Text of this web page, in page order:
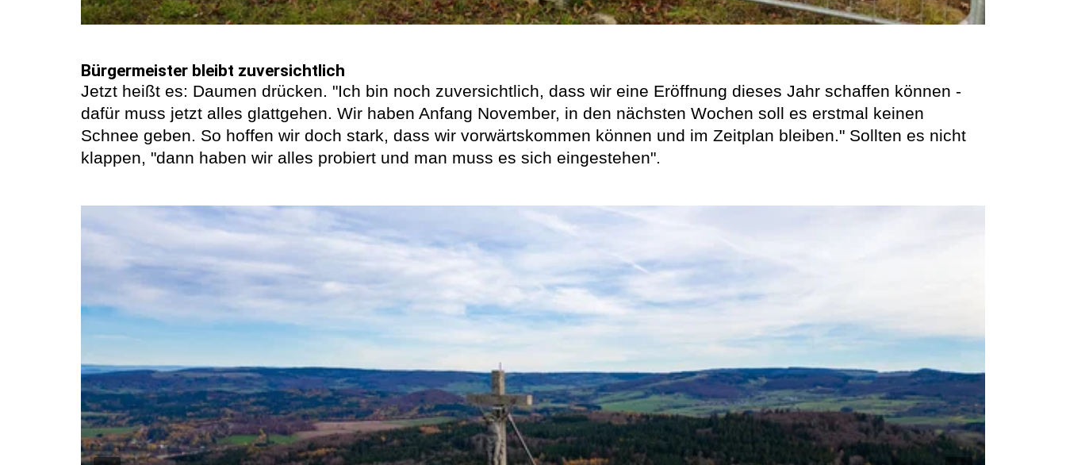
Bürgermeister bleibt zuversichtlich
Jetzt heißt es: Daumen drücken. "Ich bin noch zuversichtlich, dass wir eine Eröffnung dieses Jahr schaffen können -
dafür muss jetzt alles glattgehen. Wir haben Anfang November, in den nächsten Wochen soll es erstmal keinen
Schnee geben. So hoffen wir doch stark, dass wir vorwärtskommen können und im Zeitplan bleiben." Sollten es nicht
klappen, "dann haben wir alles probiert und man muss es sich eingestehen".